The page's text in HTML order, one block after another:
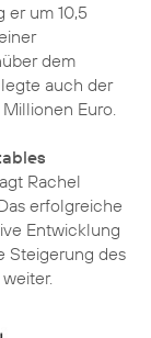
er um 10,5
dem
auch der
Euro.
Rachel
erfolgreiche
Entwicklung
Steigerung des